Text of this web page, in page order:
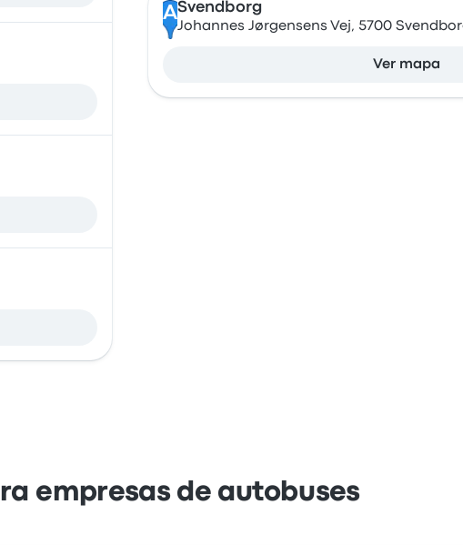
ASvendborg
Johannes Jørgensens Vej, 5700
Ver mapa
empresas de autobuses